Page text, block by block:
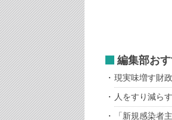
編集部お
現実味増す財
人をすり減ら
「新規感染者